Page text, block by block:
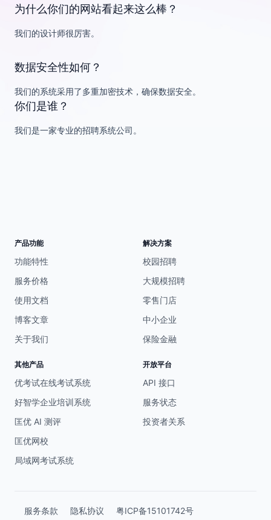
为什么你们的网站看起来这么棒？
我们的设计师很厉害。
数据安全性如何？
我们的系统采用了多重加密技术，确保数据安全。
你们是谁？
我们是一家专业的招聘系统公司。
产品功能
功能特性
服务价格
使用文档
博客文章
关于我们
解决方案
校园招聘
大规模招聘
零售门店
中小企业
保险金融
其他产品
优考试在线考试系统
好智学企业培训系统
匡优 AI 测评
匡优网校
局域网考试系统
开放平台
API 接口
服务状态
投资者关系
服务条款 隐私协议 粤ICP备15101742号